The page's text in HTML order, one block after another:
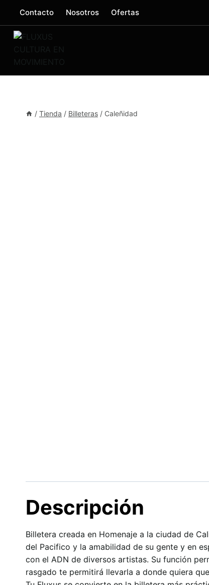
contenido
Contacto Nosotros Ofertas
/ Tienda / Billeteras / Caleñidad
Descripción
Billetera creada en Homenaje a la ciudad de
del Pacifico y la amabilidad de su gente y en
con el ADN de diversos artistas. Su función
rasgado te permitirá llevarla a donde quiera